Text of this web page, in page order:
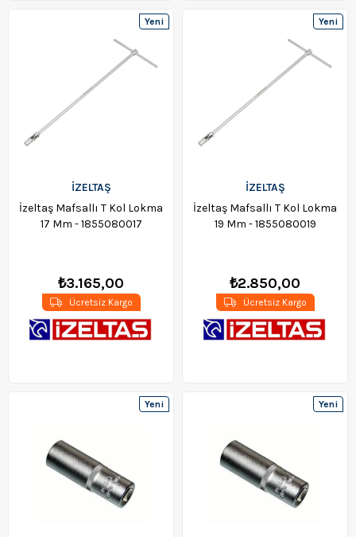
İZELTAŞ
İzeltaş Mafsallı T Kol Lokma
17 Mm - 1855080017
₺3.165,00
Ücretsiz Kargo
Yeni
İZELTAŞ
İzeltaş Mafsallı T Kol Lokma
19 Mm - 1855080019
₺2.850,00
Ücretsiz Kargo
Yeni
Yeni
Yeni